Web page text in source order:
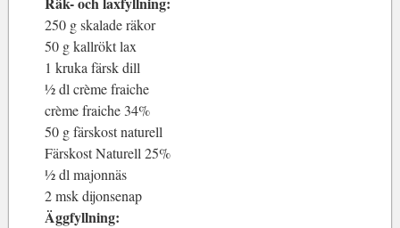
250 g skalade räkor
50 g kallrökt lax
1 kruka färsk dill
½ dl crème fraiche
crème fraiche 34%
50 g färskost naturell
Färskost Naturell 25%
½ dl majonnäs
2 msk dijonsenap
Äggfyllning: